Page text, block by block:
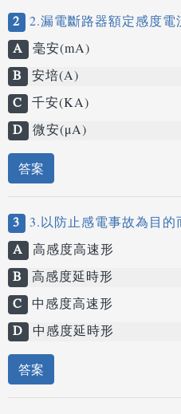
2 2.漏電斷路器額定感度
A 毫安(mA)
B 安培(A)
C 千安(KA)
D 微安(μA)
答案
3 3.以防止感電事故為目
A 高感度高速形
B 高感度延時形
C 中感度高速形
D 中感度延時形
答案